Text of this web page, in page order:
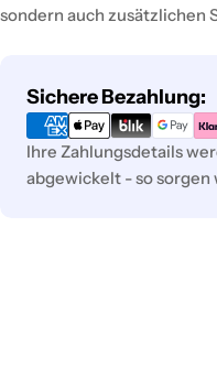
sondern auch zusätzlichen
Sichere Bezahlung:
Zahlungsmethoden
Ihre Zahlungsdetails
abgewickelt - so